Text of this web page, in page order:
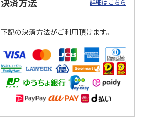
詳細はこちら
下記の決済方法がご利用頂けます。